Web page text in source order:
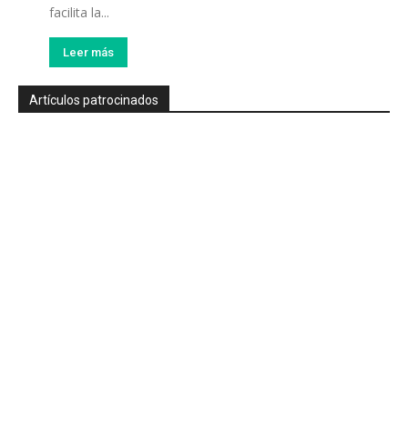
facilita la...
Leer más
Artículos patrocinados